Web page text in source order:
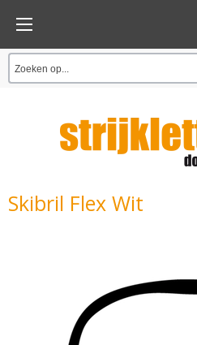
Skibril Flex Wit